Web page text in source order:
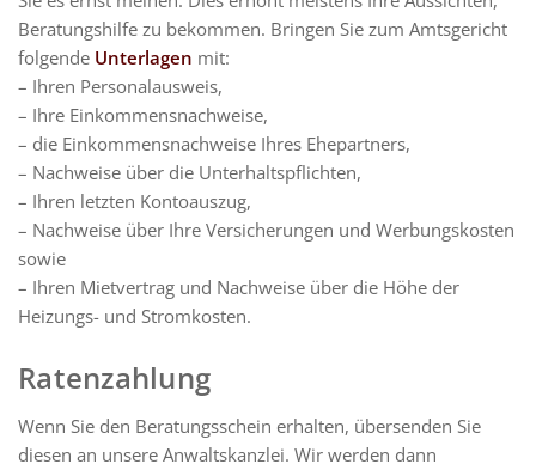
Beratungshilfe zu bekommen. Bringen Sie zum Amtsgericht
folgende Unterlagen mit:
– Ihren Personalausweis,
– Ihre Einkommensnachweise,
– die Einkommensnachweise Ihres Ehepartners,
– Nachweise über die Unterhaltspflichten,
– Ihren letzten Kontoauszug,
– Nachweise über Ihre Versicherungen und Werbungskosten
sowie
– Ihren Mietvertrag und Nachweise über die Höhe der
Heizungs- und Stromkosten.
Ratenzahlung
Wenn Sie den Beratungsschein erhalten, übersenden Sie
diesen an unsere Anwaltskanzlei. Wir werden dann